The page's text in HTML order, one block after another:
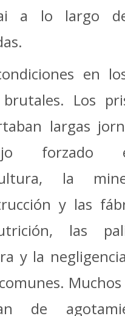
a lo largo
en
Los
largas
la
y las
las
y la
Muchos
de